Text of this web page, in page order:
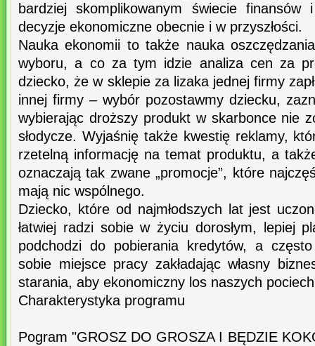
bardziej skomplikowanym świecie finansów
decyzje ekonomiczne obecnie i w przyszłości.
Nauka ekonomii to także nauka
wyboru, a co za tym idzie analiza cen za
dziecko, że w sklepie za lizaka jednej firmy
innej firmy – wybór pozostawmy dziecku,
wybierając droższy produkt w skarbonce nie
słodycze. Wyjaśnię także kwestię reklamy,
rzetelną informację na temat produktu, a
oznaczają tak zwane „promocje”, które
mają nic wspólnego.
Dziecko, które od najmłodszych lat jest
łatwiej radzi sobie w życiu dorosłym, lepiej
podchodzi do pobierania kredytów, a
sobie miejsce pracy zakładając własny
starania, aby ekonomiczny los naszych
Charakterystyka programu
Pogram "GROSZ DO GROSZA I BĘDZIE